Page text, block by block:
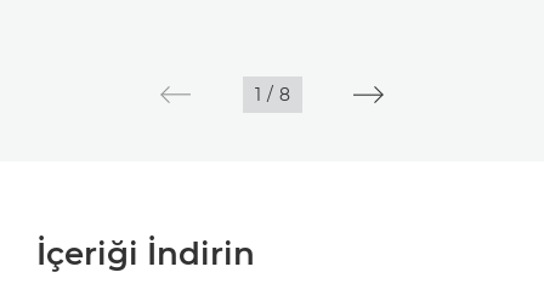
1 / 8
İçeriği İndirin